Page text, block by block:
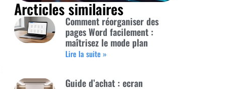
Arcticles similaires
Comment réorganiser des
pages Word facilement :
maîtrisez le mode plan
Lire la suite »
Guide d’achat : ecran